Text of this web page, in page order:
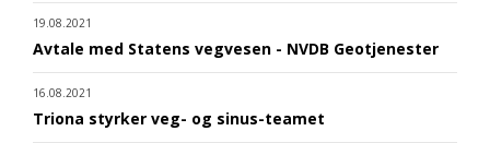
19.08.2021
Avtale med Statens vegvesen - NVDB Geotjenester
16.08.2021
Triona styrker veg- og sinus-teamet